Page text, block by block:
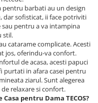
pentru barbati au un design
dar sofisticat, ii face potriviti
pentru a va intampina
stil.
catarame complicate. Acesti
jos, oferindu-va confort.
de acasa, acesti papuci
purtati in afara casei pentru
ziarul. Sunt alegerea
relaxare si confort.
pentru Dama TECOS?